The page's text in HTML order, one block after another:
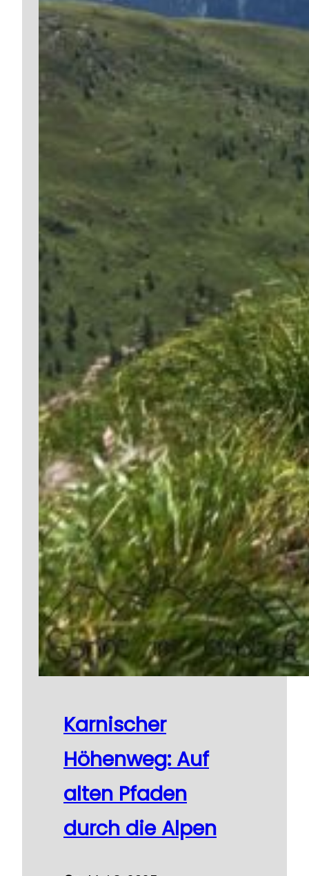
Karnischer
Höhenweg: Auf
alten Pfaden
durch die Alpen